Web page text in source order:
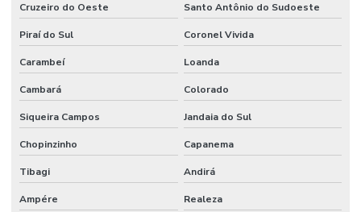
Vistoria predial com drone
Vistoria predial laudo
Cruzeiro do Oeste Santo Antônio do Sudoeste
Piraí do Sul Coronel Vivida
Carambeí Loanda
Cambará Colorado
Siqueira Campos Jandaia do Sul
Chopinzinho Capanema
Tibagi Andirá
Ampére Realeza